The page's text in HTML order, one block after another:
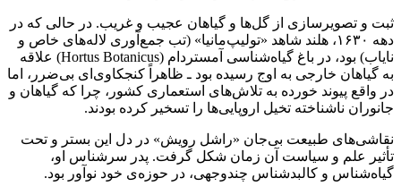
ثبت و تصویرسازی از گل‌ها و گیاهان عجیب و غریب. در حالی که در
دهه ۱۶۳۰، هلند شاهد «تولیپ‌مانیا» (تب جمع‌آوری لاله‌های خاص و
نایاب) بود، در باغ گیاه‌شناسی آمستردام (Hortus Botanicus) علاقه
به گیاهان خارجی به اوج رسیده بود ـ ظاهراً کنجکاوی‌ای بی‌ضرر، اما
در واقع پیوند خورده به تلاش‌های استعماری کشور، چرا که گیاهان و
جانوران ناشناخته تخیل اروپایی‌ها را تسخیر کرده بودند.
نقاشی‌های طبیعت بی‌جان‌ «راشل رویش» در دل این بستر و تحت
تأثیر علم و سیاست آن زمان شکل گرفت. پدر سرشناس او،
گیاه‌شناس و کالبدشناس چندوجهی، در حوزه‌ی خود نوآور بود.